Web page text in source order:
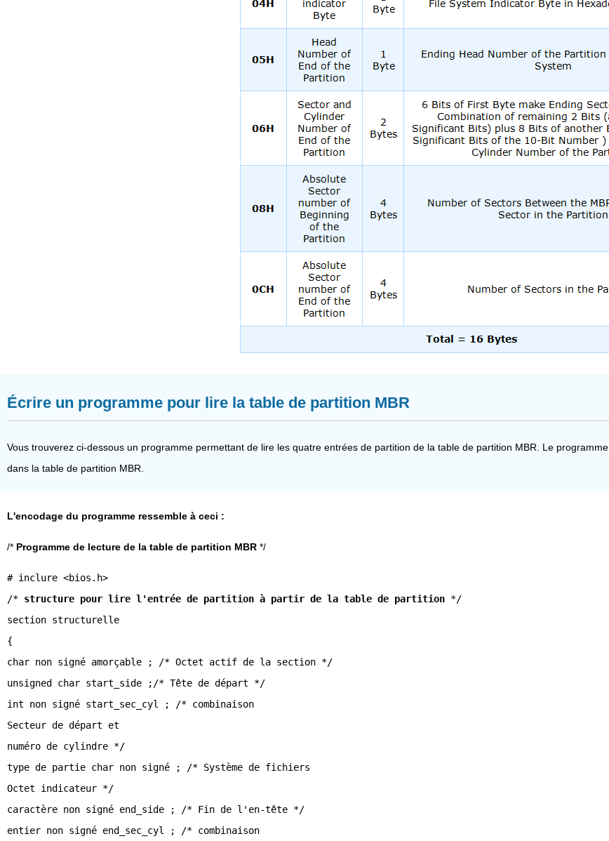
Écrire un programme pour lire la table de partition MBR
Vous trouverez ci-dessous un programme permettant de lire les quatre entrées de partition de la table de partition MBR. Le
dans la table de partition MBR.
L'encodage du programme ressemble à ceci :
/* Programme de lecture de la table de partition MBR */
# inclure <bios.h>
/* structure pour lire l'entrée de partition à partir de la table de partition */
section structurelle
{
char non signé amorçable ; /* Octet actif de la section */
unsigned char start_side ;/* Tête de départ */
int non signé start_sec_cyl ; /* combinaison
Secteur de départ et
numéro de cylindre */
type de partie char non signé ; /* Système de fichiers
Octet indicateur */
caractère non signé end_side ; /* Fin de l'en-tête */
entier non signé end_sec_cyl ; /* combinaison